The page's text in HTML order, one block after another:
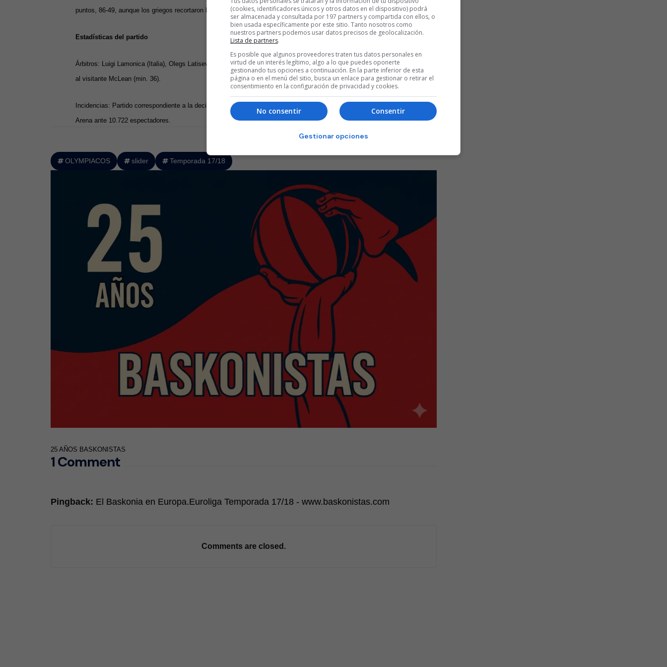
puntos, 86-49, aunque los griegos recortaron hasta el 86-54 definitivo.
Estadísticas del partido
Árbitros: Luigi Lamonica (Italia), Olegs Latisevs (Letonia) y Milan Nedovic (Eslovenia). Eliminaron por faltas personal
al visitante McLean (min. 36).
Incidencias: Partido correspondiente a la decimoséptima jornada de la Euroliga disputado en el Fernando Buesa
Arena ante 10.722 espectadores.
OLYMPIACOS slider Temporada 17/18
25 AÑOS BASKONISTAS
1 Comment
Pingback: El Baskonia en Europa.Euroliga Temporada 17/18 - www.baskonistas.com
Comments are closed.
(cookies, identificadores únicos y otros datos en el dispositivo) podrá
ser almacenada y consultada por 197 partners y compartida con ellos, o
bien usada específicamente por este sitio. Tanto nosotros como
nuestros partners podemos usar datos precisos de geolocalización.
Lista de partners.
Es posible que algunos proveedores traten tus datos personales en
virtud de un interés legítimo, algo a lo que puedes oponerte
gestionando tus opciones a continuación. En la parte inferior de esta
página o en el menú del sitio, busca un enlace para gestionar o retirar el
consentimiento en la configuración de privacidad y cookies.
Consentir
No consentir
Gestionar opciones